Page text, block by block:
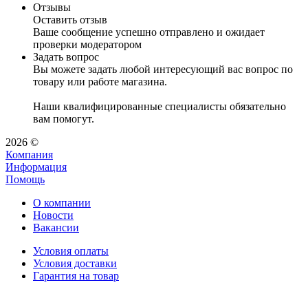
Отзывы
Оставить отзыв
Ваше сообщение успешно отправлено и ожидает
проверки модератором
Задать вопрос
Вы можете задать любой интересующий вас вопрос по
товару или работе магазина.
Наши квалифицированные специалисты обязательно
вам помогут.
2026 ©
Компания
Информация
Помощь
О компании
Новости
Вакансии
Условия оплаты
Условия доставки
Гарантия на товар